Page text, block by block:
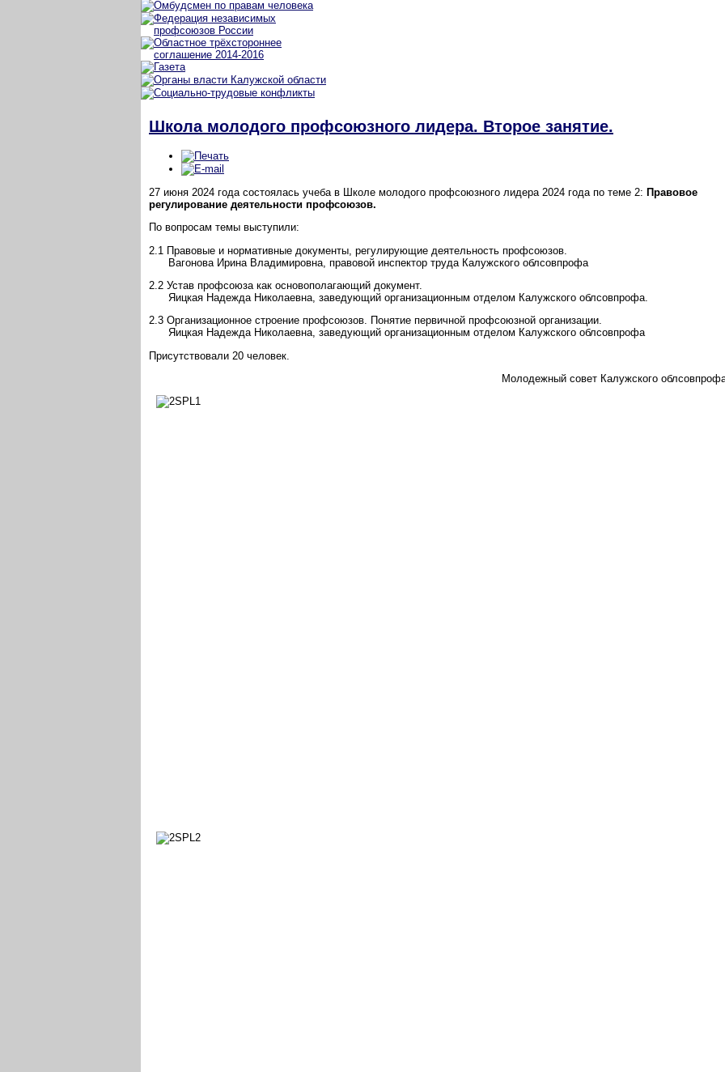
Школа молодого профсоюзного лидера. Второе занятие.
27 июня 2024 года состоялась учеба в Школе молодого профсоюзного лидера 2024 года по теме 2: Правовое
регулирование деятельности профсоюзов.
По вопросам темы выступили:
2.1 Правовые и нормативные документы, регулирующие деятельность профсоюзов.
Вагонова Ирина Владимировна, правовой инспектор труда Калужского облсовпрофа
2.2 Устав профсоюза как основополагающий документ.
Яицкая Надежда Николаевна, заведующий организационным отделом Калужского облсовпрофа.
2.3 Организационное строение профсоюзов. Понятие первичной профсоюзной организации.
Яицкая Надежда Николаевна, заведующий организационным отделом Калужского облсовпрофа
Присутствовали 20 человек.
Молодежный совет Калужского